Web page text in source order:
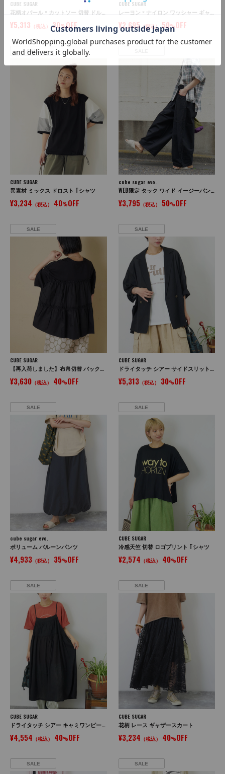
CUBE SUGAR
花柄オパール × カットソー 切替 ドルマン Tシャツ
¥5,313 （税込） 30%OFF
CUBE SUGAR
レーヨン × ナイロン ワッシャー ギャザー プルオーバー ブラウス
¥2,695（税込） 50%OFF
SALE
CUBE SUGAR
異素材 ミックス ドロスト Tシャツ
¥3,234 （税込） 40%OFF
cube sugar evo.
WEB限定 タック ワイド イージーパンツ
¥3,795（税込） 50%OFF
SALE
CUBE SUGAR
【再入荷しました】布帛切替 バックギャザー プルオーバー Tシャツ
¥3,630 （税込） 40%OFF
SALE
CUBE SUGAR
ドライタッチ シアー サイドスリット テーラード ジャケット
¥5,313（税込） 30%OFF
SALE
cube sugar evo.
ボリューム バルーンパンツ
¥4,933 （税込） 35%OFF
SALE
CUBE SUGAR
冷感天竺 切替 ロゴプリント Tシャツ
¥2,574 （税込） 40%OFF
SALE
CUBE SUGAR
ドライタッチ シアー キャミワンピース
¥4,554 （税込） 40%OFF
SALE
CUBE SUGAR
花柄 レース ギャザースカート
¥3,234 （税込） 40%OFF
SALE SALE